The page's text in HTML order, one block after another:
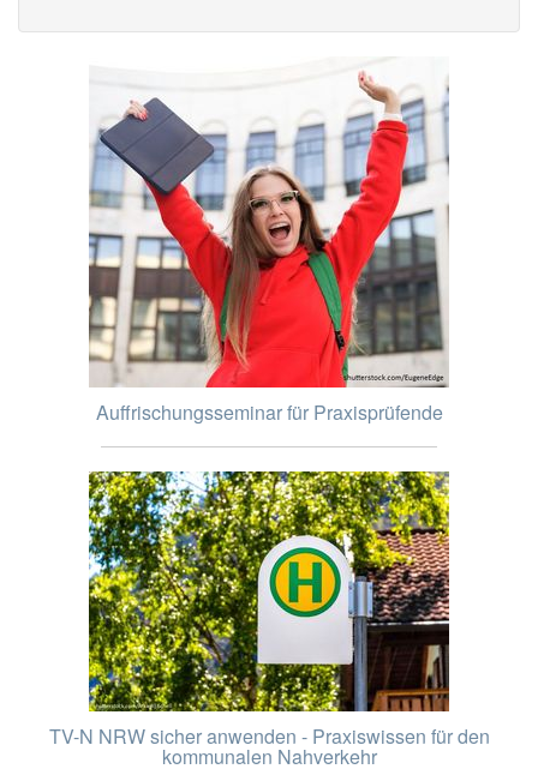
Auffrischungsseminar für Praxisprüfende
TV-N NRW sicher anwenden - Praxiswissen für den
kommunalen Nahverkehr